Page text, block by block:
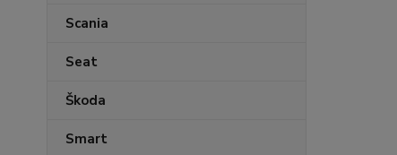
Scania
Seat
Škoda
Smart